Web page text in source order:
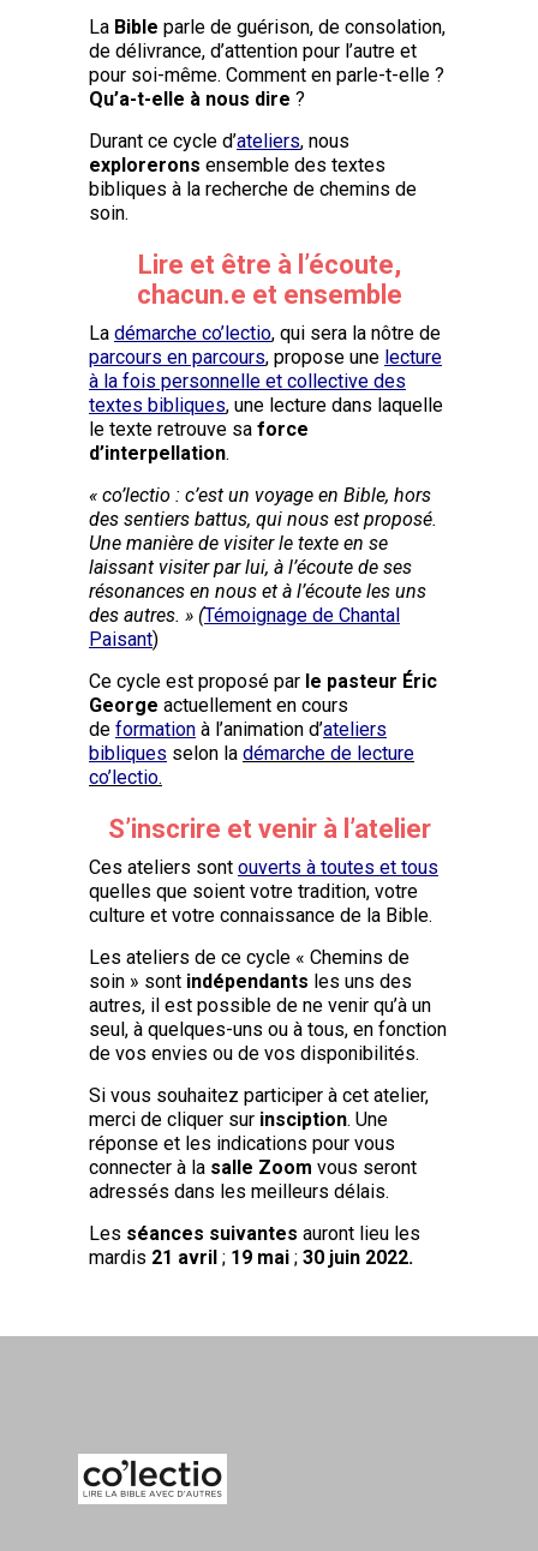
La Bible parle de guérison, de consolation,
de délivrance, d’attention pour l’autre et
pour soi-même. Comment en parle-t-elle ?
Qu’a-t-elle à nous dire ?
Durant ce cycle d’ateliers, nous
explorerons ensemble des textes
bibliques à la recherche de chemins de
soin.
Lire et être à l’écoute,
chacun.e et ensemble
La démarche co’lectio, qui sera la nôtre de
parcours en parcours, propose une lecture
à la fois personnelle et collective des
textes bibliques, une lecture dans laquelle
le texte retrouve sa force
d’interpellation.
« co’lectio : c’est un voyage en Bible, hors
des sentiers battus, qui nous est proposé.
Une manière de visiter le texte en se
laissant visiter par lui, à l’écoute de ses
résonances en nous et à l’écoute les uns
des autres. » (Témoignage de Chantal
Paisant)
Ce cycle est proposé par le pasteur Éric
George actuellement en cours
de formation à l’animation d’ateliers
bibliques selon la démarche de lecture
co’lectio.
S’inscrire et venir à l’atelier
Ces ateliers sont ouverts à toutes et tous
quelles que soient votre tradition, votre
culture et votre connaissance de la Bible.
Les ateliers de ce cycle « Chemins de
soin » sont indépendants les uns des
autres, il est possible de ne venir qu’à un
seul, à quelques-uns ou à tous, en fonction
de vos envies ou de vos disponibilités.
Si vous souhaitez participer à cet atelier,
merci de cliquer sur insciption. Une
réponse et les indications pour vous
connecter à la salle Zoom vous seront
adressés dans les meilleurs délais.
Les séances suivantes auront lieu les
mardis 21 avril ; 19 mai ; 30 juin 2022.